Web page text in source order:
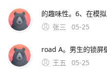
张三
05-25
王五
05-25